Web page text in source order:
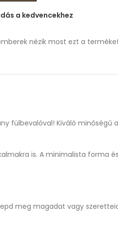
a kedvencekhez
nézik most ezt a
fülbevalóval! Kiváló
is. A minimalista forma
meg magadat vagy